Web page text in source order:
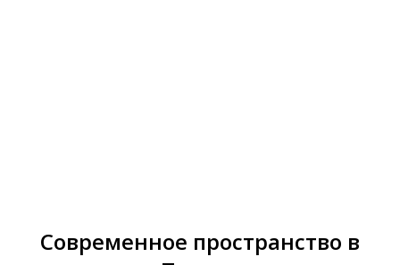
Современное пространство в